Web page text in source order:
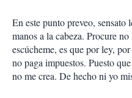
En este punto preveo, sensato
manos a la cabeza. Procure
escúcheme, es que por ley,
no paga impuestos. Puesto
no me crea. De hecho ni yo